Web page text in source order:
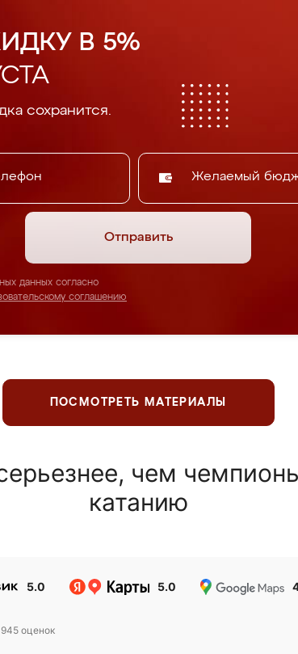
В 5%
сохранится.
Желаемый
Отправить
данных согласно
соглашению
ПОСМОТРЕТЬ МАТЕРИАЛЫ
чем
катанию
5.0 5.0
945 оценок